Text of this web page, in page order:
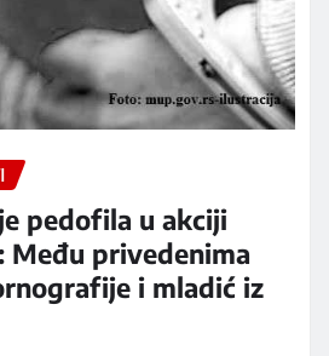
pedofila u akciji
Među privedenima
i mladić iz